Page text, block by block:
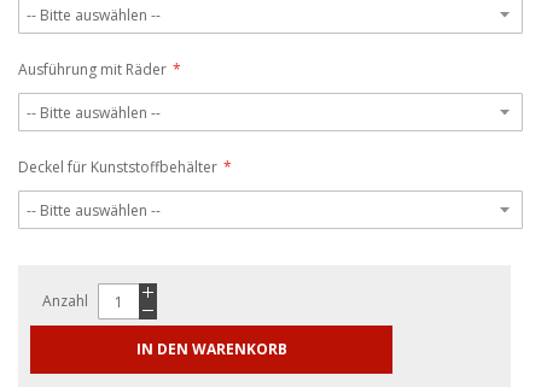
Ausführung mit Räder
Deckel für Kunststoffbehälter
Anzahl
IN DEN WARENKORB